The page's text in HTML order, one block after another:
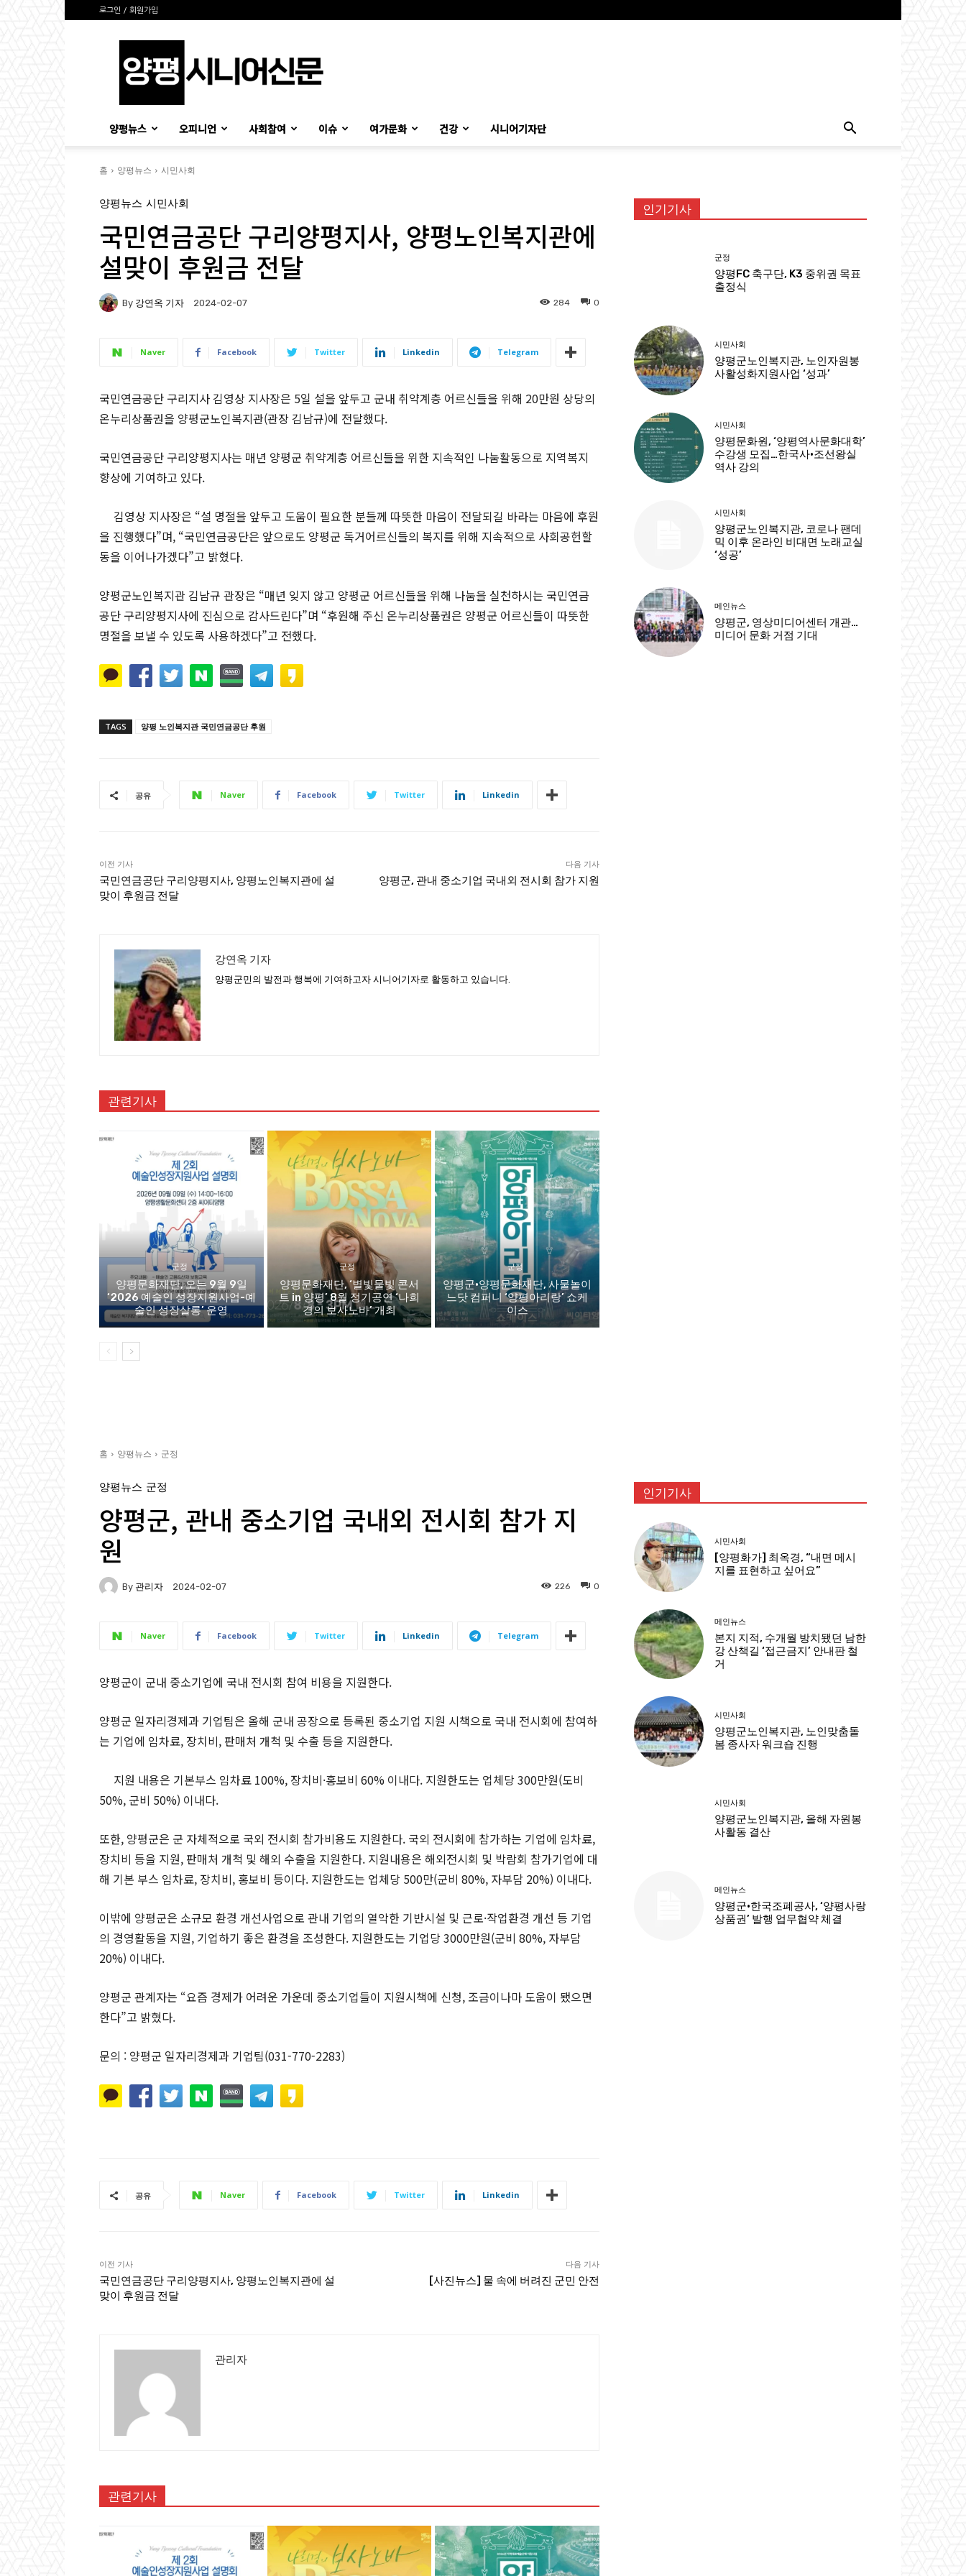
로그인 / 회원가입
시
양평뉴스 오피니언 사회참여 이슈 여가문화 건강 시니어기자단
홈 양평뉴스 시민사회
양평뉴스 시민사회
국민연금공단 구리양평지사, 양평노인복지관에
설맞이 후원금 전달
By 강연옥 기자 2024-02-07 0
284
Naver Facebook Twitter Linkedin Telegram
국민연금공단 구리지사 김영상 지사장은 5일 설을 앞두고 군내 취약계층 어르신들을 위해 20만원 상당의
온누리상품권을 양평군노인복지관(관장 김남규)에 전달했다.
국민연금공단 구리양평지사는 매년 양평군 취약계층 어르신들을 위한 지속적인 나눔활동으로 지역복지
향상에 기여하고 있다.
김영상 지사장은 “설 명절을 앞두고 도움이 필요한 분들께 따뜻한 마음이 전달되길 바라는 마음에 후원
을 진행했다”며, “국민연금공단은 앞으로도 양평군 독거어르신들의 복지를 위해 지속적으로 사회공헌할
동을 이어나가겠다”고 밝혔다.
양평군노인복지관 김남규 관장은 “매년 잊지 않고 양평군 어르신들을 위해 나눔을 실천하시는 국민연금
공단 구리양평지사에 진심으로 감사드린다”며 “후원해 주신 온누리상품권은 양평군 어르신들이 따뜻한
명절을 보낼 수 있도록 사용하겠다”고 전했다.
TAGS 양평 노인복지관 국민연금공단 후원
공유 Naver Facebook Twitter Linkedin
이전 기사
국민연금공단 구리양평지사, 양평노인복지관에 설
맞이 후원금 전달
다음 기사
양평군, 관내 중소기업 국내외 전시회 참가 지원
강연옥 기자
양평군민의 발전과 행복에 기여하고자 시니어기자로 활동하고 있습니다.
관련기사
군정
양평문화재단, 오는 9월 9일
‘2026 예술인 성장지원사업-예
술인 성장살롱’ 운영
군정
양평문화재단, ‘별빛물빛 콘서
트 in 양평’ 8월 정기공연 ‘나희
경의 보사노바’ 개최
군정
양평군·양평문화재단, 사물놀이
느닷 컴퍼니 ‘양평아리랑’ 쇼케
이스
인기기사
군정
양평FC 축구단, K3 중위권 목표
출정식
시민사회
양평군노인복지관, 노인자원봉
사활성화지원사업 ‘성과’
시민사회
양평문화원, ‘양평역사문화대학’
수강생 모집…한국사·조선왕실
역사 강의
시민사회
양평군노인복지관, 코로나 팬데
믹 이후 온라인 비대면 노래교실
‘성공’
메인뉴스
양평군, 영상미디어센터 개관…
미디어 문화 거점 기대